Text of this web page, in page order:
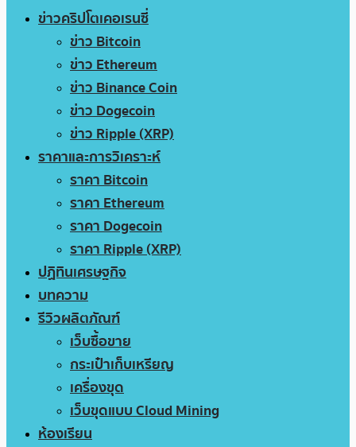
ข่าวคริปโตเคอเรนซี่
ข่าว Bitcoin
ข่าว Ethereum
ข่าว Binance Coin
ข่าว Dogecoin
ข่าว Ripple (XRP)
ราคาและการวิเคราะห์
ราคา Bitcoin
ราคา Ethereum
ราคา Dogecoin
ราคา Ripple (XRP)
ปฏิทินเศรษฐกิจ
บทความ
รีวิวผลิตภัณฑ์
เว็บซื้อขาย
กระเป๋าเก็บเหรียญ
เครื่องขุด
เว็บขุดแบบ Cloud Mining
ห้องเรียน